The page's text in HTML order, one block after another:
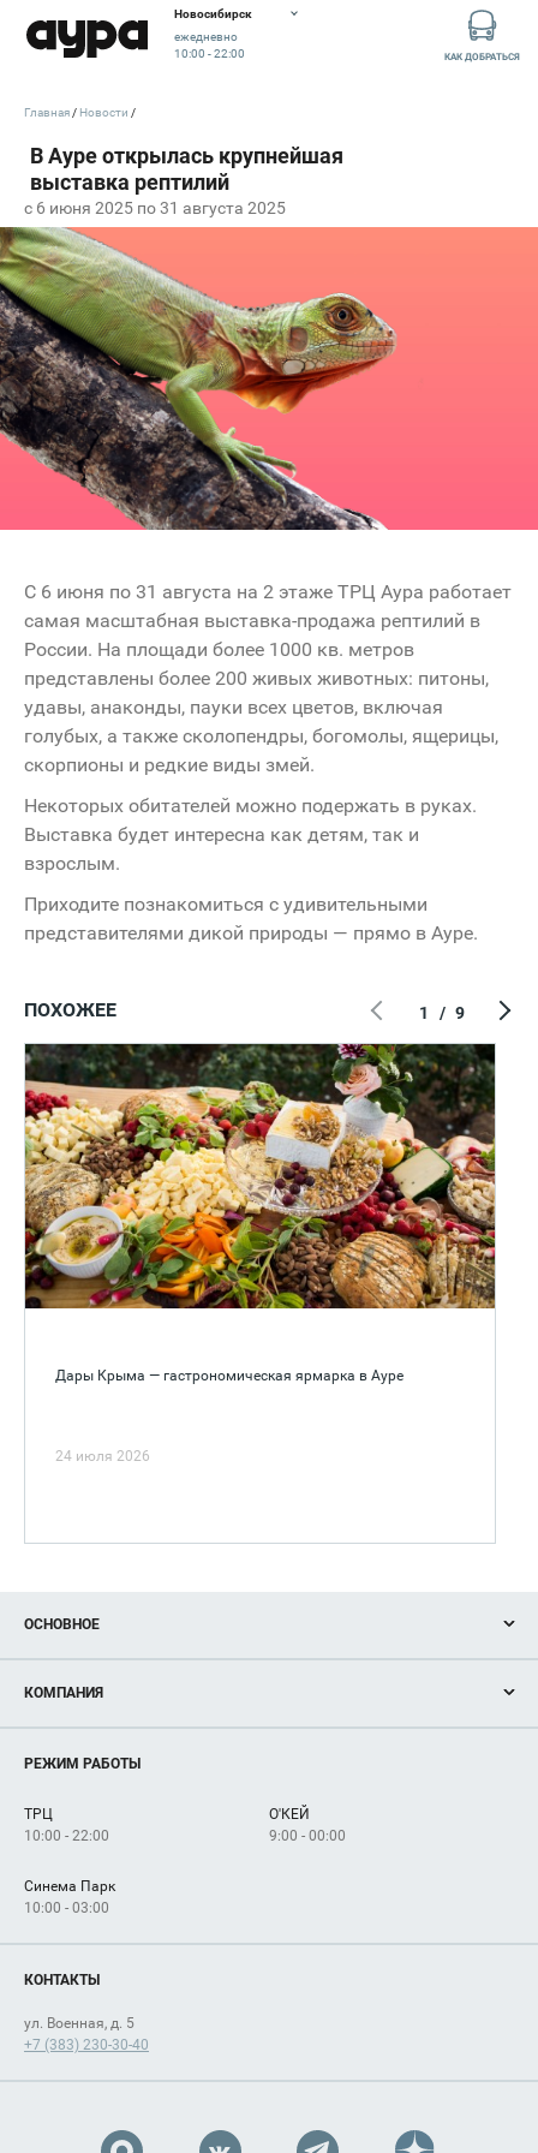
Новосибирск
ежедневно
10:00 - 22:00
КАК ДОБРАТЬСЯ
c 6 июня 2025 по 31 августа 2025
Главная Новости
С 6 июня по 31 августа на 2 этаже ТРЦ Аура работает
самая масштабная выставка-продажа рептилий в
России. На площади более 1000 кв. метров
представлены более 200 живых животных: питоны,
удавы, анаконды, пауки всех цветов, включая
голубых, а также сколопендры, богомолы, ящерицы,
скорпионы и редкие виды змей.
Некоторых обитателей можно подержать в руках.
Выставка будет интересна как детям, так и
взрослым.
Приходите познакомиться с удивительными
представителями дикой природы — прямо в Ауре.
ПОХОЖЕЕ
Дары Крыма — гастрономическая ярмарка в Ауре
24 июля 2026
1 / 9
ОСНОВНОЕ
Новости
Магазины
Услуги
КОМПАНИЯ
Рекламодателям
Как добраться
РЕЖИМ РАБОТЫ
ТРЦ
10:00 - 22:00
О'КЕЙ
9:00 - 00:00
Синема Парк
10:00 - 03:00
КОНТАКТЫ
ул. Военная, д. 5
+7 (383) 230-30-40